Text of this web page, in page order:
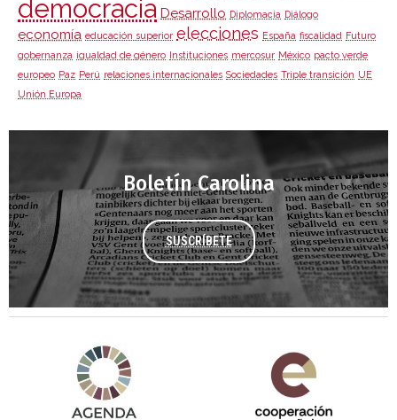
democracia Desarrollo Diplomacia Diálogo
economía educación superior elecciones España fiscalidad Futuro
gobernanza igualdad de género Instituciones mercosur México pacto verde
europeo Paz Perú relaciones internacionales Sociedades Triple transición UE
Unión Europa
Boletín Carolina
SUSCRÍBETE